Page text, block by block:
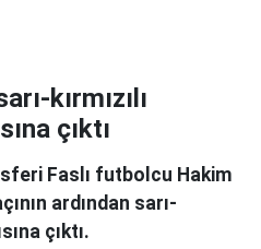
kırmızılı
çıktı
Faslı futbolcu Hakim
ardından sarı-
çıktı.